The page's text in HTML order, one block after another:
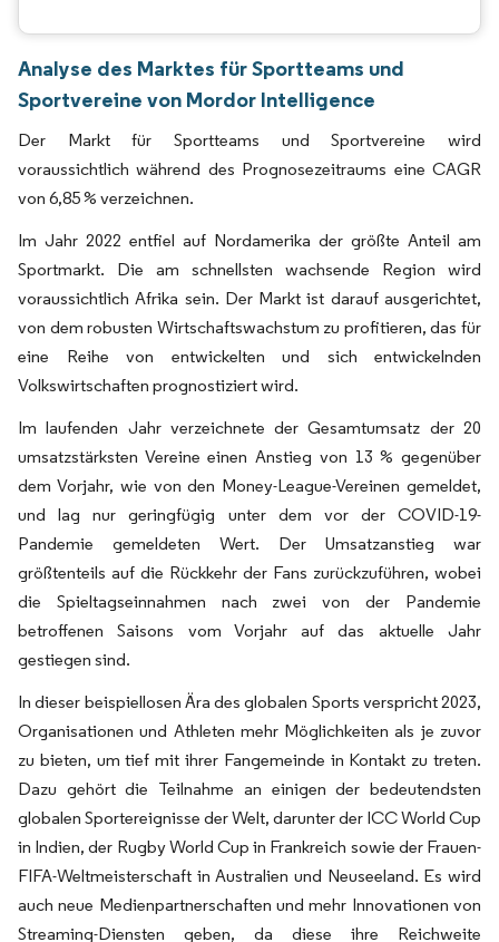
Analyse des Marktes für Sportteams und
Sportvereine von Mordor Intelligence
Der Markt für Sportteams und Sportvereine wird
voraussichtlich während des Prognosezeitraums eine CAGR
von 6,85 % verzeichnen.
Im Jahr 2022 entfiel auf Nordamerika der größte Anteil am
Sportmarkt. Die am schnellsten wachsende Region wird
voraussichtlich Afrika sein. Der Markt ist darauf ausgerichtet,
von dem robusten Wirtschaftswachstum zu profitieren, das für
eine Reihe von entwickelten und sich entwickelnden
Volkswirtschaften prognostiziert wird.
Im laufenden Jahr verzeichnete der Gesamtumsatz der 20
umsatzstärksten Vereine einen Anstieg von 13 % gegenüber
dem Vorjahr, wie von den Money-League-Vereinen gemeldet,
und lag nur geringfügig unter dem vor der COVID-19-
Pandemie gemeldeten Wert. Der Umsatzanstieg war
größtenteils auf die Rückkehr der Fans zurückzuführen, wobei
die Spieltagseinnahmen nach zwei von der Pandemie
betroffenen Saisons vom Vorjahr auf das aktuelle Jahr
gestiegen sind.
In dieser beispiellosen Ära des globalen Sports verspricht 2023,
Organisationen und Athleten mehr Möglichkeiten als je zuvor
zu bieten, um tief mit ihrer Fangemeinde in Kontakt zu treten.
Dazu gehört die Teilnahme an einigen der bedeutendsten
globalen Sportereignisse der Welt, darunter der ICC World Cup
in Indien, der Rugby World Cup in Frankreich sowie der Frauen-
FIFA-Weltmeisterschaft in Australien und Neuseeland. Es wird
auch neue Medienpartnerschaften und mehr Innovationen von
Streaming-Diensten geben, da diese ihre Reichweite